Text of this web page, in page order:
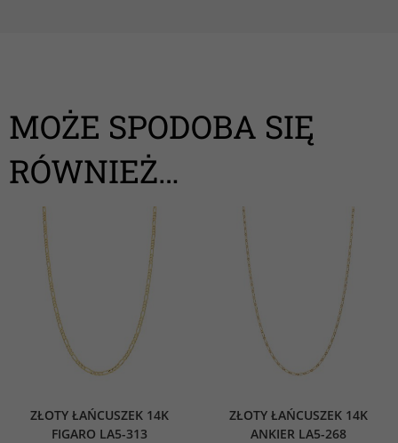
MOŻE SPODOBA SIĘ
RÓWNIEŻ…
ZŁOTY ŁAŃCUSZEK 14K
FIGARO LA5-313
ZŁOTY ŁAŃCUSZEK 14K
ANKIER LA5-268